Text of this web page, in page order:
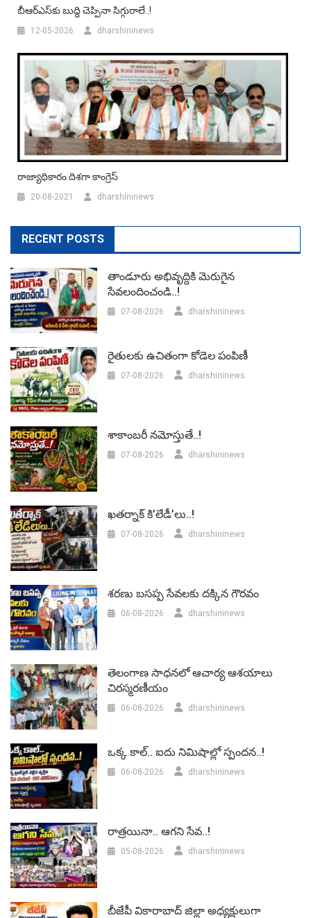
బీఆర్ఎస్‌కు బుద్ది చెప్పినా సిగ్గురాలే..!
12-05-2026 dharshininews
రాజ్యాధికారం దిశగా కాంగ్రెస్
20-08-2021 dharshininews
RECENT POSTS
తాండూరు అభివృద్దికి మెరుగైన
సేవలందించండి..!
07-08-2026 dharshininews
రైతులకు ఉచితంగా కోడెల పంపిణీ
07-08-2026 dharshininews
శాకాంబరీ నమోస్తుతే..!
07-08-2026 dharshininews
ఖతర్నాక్ కి’లేడీ’లు..!
07-08-2026 dharshininews
శరణు బసప్ప సేవలకు దక్కిన గౌరవం
06-08-2026 dharshininews
తెలంగాణ సాధనలో ఆచార్య ఆశయాలు
చిరస్మరణీయం
06-08-2026 dharshininews
ఒక్క కాల్.. ఐదు నిమిషాల్లో స్పందన..!
06-08-2026 dharshininews
రాత్రయినా.. ఆగని సేవ..!
05-08-2026 dharshininews
బీజేపీ వికారాబాద్‌ జిల్లా అధ్యక్షులుగా